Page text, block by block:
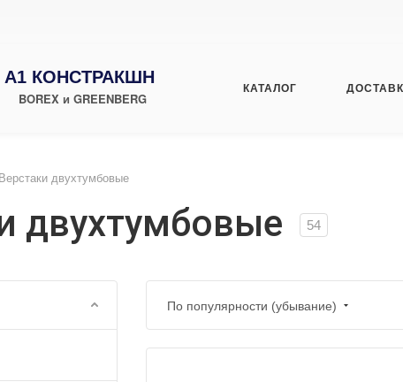
А1 КОНСТРАКШН
BOREX и GREENBERG
КАТАЛОГ
Верстаки двухтумбовые
двухтумбовые 54
По популярности (убывание)